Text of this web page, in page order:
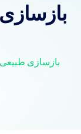
بازسازی طبیعی